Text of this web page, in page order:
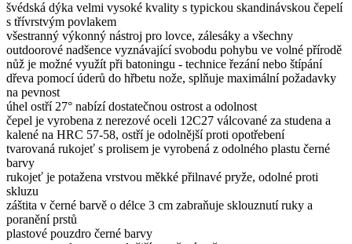
švédská dýka velmi vysoké kvality s typickou skandinávskou čepelí
s třívrstvým povlakem
všestranný výkonný nástroj pro lovce, zálesáky a všechny
outdoorové nadšence vyznávající svobodu pohybu ve volné přírodě
nůž je možné využít při batoningu - technice řezání nebo štípání
dřeva pomocí úderů do hřbetu nože, splňuje maximální požadavky
na pevnost
úhel ostří 27° nabízí dostatečnou ostrost a odolnost
čepel je vyrobena z nerezové oceli 12C27 válcované za studena a
kalené na HRC 57-58, ostří je odolnější proti opotřebení
tvarovaná rukojeť s prolisem je vyrobená z odolného plastu černé
barvy
rukojeť je potažena vrstvou měkké přilnavé pryže, odolné proti
skluzu
záštita v černé barvě o délce 3 cm zabraňuje sklouznutí ruky a
poranění prstů
plastové pouzdro černé barvy